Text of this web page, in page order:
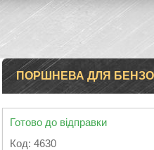
ПОРШНЕВА ДЛЯ
Готово до відправки
Код: 4630